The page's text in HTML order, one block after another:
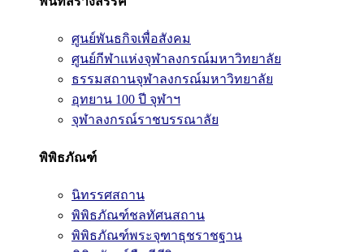
ศูนย์พันธกิจเพื่อสังคม
ศูนย์กีฬาแห่งจุฬาลงกรณ์มหาวิทยาลัย
ธรรมสถานจุฬาลงกรณ์มหาวิทยาลัย
อุทยาน 100 ปี จุฬาฯ
จุฬาลงกรณ์ราชบรรณาลัย
พิพิธภัณฑ์
นิทรรศสถาน
พิพิธภัณฑ์ชลทัศนสถาน
พิพิธภัณฑ์พระจุฑาธุชราชฐาน